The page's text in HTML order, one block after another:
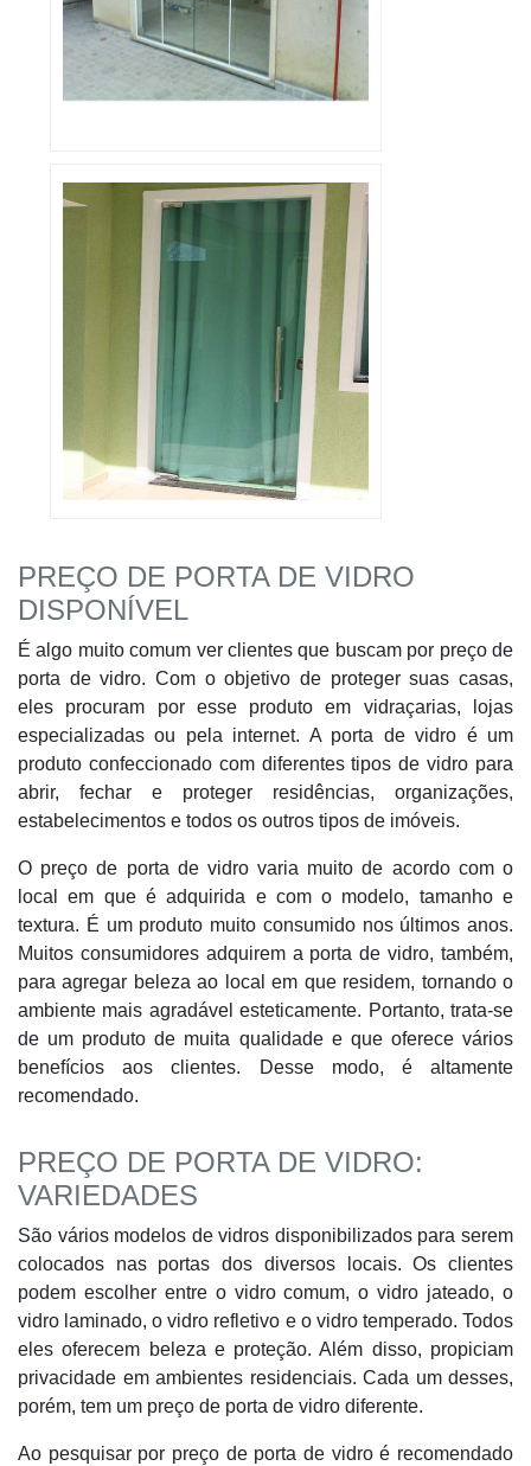
PREÇO DE PORTA DE VIDRO
DISPONÍVEL
É algo muito comum ver clientes que buscam por preço de
porta de vidro. Com o objetivo de proteger suas casas,
eles procuram por esse produto em vidraçarias, lojas
especializadas ou pela internet. A porta de vidro é um
produto confeccionado com diferentes tipos de vidro para
abrir, fechar e proteger residências, organizações,
estabelecimentos e todos os outros tipos de imóveis.
O preço de porta de vidro varia muito de acordo com o
local em que é adquirida e com o modelo, tamanho e
textura. É um produto muito consumido nos últimos anos.
Muitos consumidores adquirem a porta de vidro, também,
para agregar beleza ao local em que residem, tornando o
ambiente mais agradável esteticamente. Portanto, trata-se
de um produto de muita qualidade e que oferece vários
benefícios aos clientes. Desse modo, é altamente
recomendado.
PREÇO DE PORTA DE VIDRO:
VARIEDADES
São vários modelos de vidros disponibilizados para serem
colocados nas portas dos diversos locais. Os clientes
podem escolher entre o vidro comum, o vidro jateado, o
vidro laminado, o vidro refletivo e o vidro temperado. Todos
eles oferecem beleza e proteção. Além disso, propiciam
privacidade em ambientes residenciais. Cada um desses,
porém, tem um preço de porta de vidro diferente.
Ao pesquisar por preço de porta de vidro é recomendado